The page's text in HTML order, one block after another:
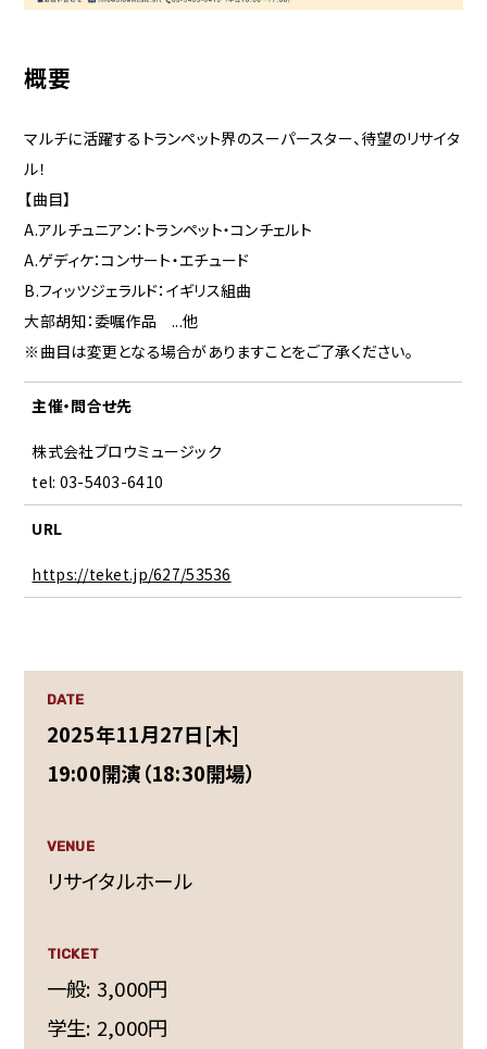
概要
マルチに活躍するトランペット界のスーパースター、待望のリサイタ
ル！
【曲目】
A.アルチュニアン：トランペット・コンチェルト
A.ゲディケ：コンサート・エチュード
B.フィッツジェラルド：イギリス組曲
大部胡知：委嘱作品 ...他
※曲目は変更となる場合がありますことをご了承ください。
主催・問合せ先
株式会社ブロウミュージック
tel: 03-5403-6410
URL
https://teket.jp/627/53536
DATE
2025年11月27日[木]
19:00開演（18:30開場）
VENUE
リサイタルホール
TICKET
一般: 3,000円
学生: 2,000円